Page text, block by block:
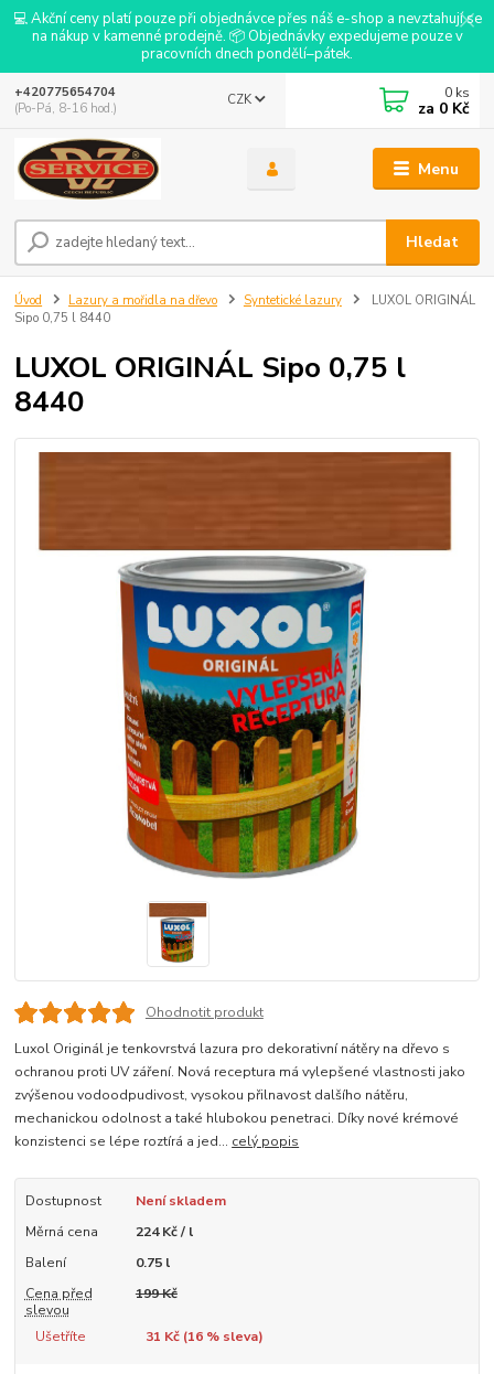
💻 Akční ceny platí pouze při objednávce přes náš e-shop a nevztahují se
na nákup v kamenné prodejně. 📦 Objednávky expedujeme pouze v
pracovních dnech pondělí–pátek.
Menu
CZK
Hledat
+420775654704
(Po-Pá, 8-16 hod.)
0 ks
za 0 Kč
Úvod Lazury a mořidla na dřevo Syntetické lazury
LUXOL ORIGINÁL
Sipo 0,75 l 8440
LUXOL ORIGINÁL Sipo 0,75 l
8440
Ohodnotit produkt
Luxol Originál je tenkovrstvá lazura pro dekorativní nátěry na dřevo s
ochranou proti UV záření. Nová receptura má vylepšené vlastnosti jako
zvýšenou vodoodpudivost, vysokou přilnavost dalšího nátěru,
mechanickou odolnost a také hlubokou penetraci. Díky nové krémové
konzistenci se lépe roztírá a jed... celý popis
Dostupnost
Není skladem
Měrná cena
224 Kč / l
Balení
0.75 l
Cena před
slevou
199 Kč
Ušetříte 31 Kč (16% sleva)